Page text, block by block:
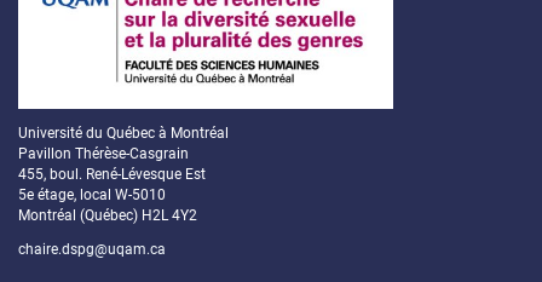
Université du Québec à Montréal
Pavillon Thérèse-Casgrain
455, boul. René-Lévesque Est
5e étage, local W-5010
Montréal (Québec) H2L 4Y2
chaire.dspg@uqam.ca